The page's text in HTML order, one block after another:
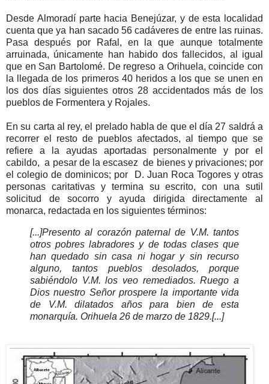
Desde Almoradí parte hacia Benejúzar, y de esta localidad
cuenta que ya han sacado 56 cadáveres de entre las ruinas.
Pasa después por Rafal, en la que aunque totalmente
arruinada, únicamente han habido dos fallecidos, al igual
que en San Bartolomé. De regreso a Orihuela, coincide con
la llegada de los primeros 40 heridos a los que se unen en
los dos días siguientes otros 28 accidentados más de los
pueblos de Formentera y Rojales.
En su carta al rey, el prelado habla de que el día 27 saldrá a
recorrer el resto de pueblos afectados, al tiempo que se
refiere a la ayudas aportadas personalmente y por el
cabildo, a pesar de la escasez de bienes y privaciones; por
el colegio de dominicos; por D. Juan Roca Togores y otras
personas caritativas y termina su escrito, con una sutil
solicitud de socorro y ayuda dirigida directamente al
monarca, redactada en los siguientes términos:
[...]Presento al corazón paternal de V.M. tantos
otros pobres labradores y de todas clases que
han quedado sin casa ni hogar y sin recurso
alguno, tantos pueblos desolados, porque
sabiéndolo V.M. los veo remediados. Ruego a
Dios nuestro Señor prospere la importante vida
de V.M. dilatados años para bien de esta
monarquía. Orihuela 26 de marzo de 1829.[...]